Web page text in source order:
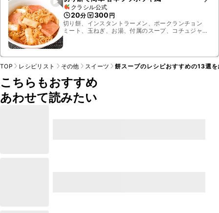
クラシル公式
20分 300 円
切り餅、インスタントラーメン、ポークランチョン
ミート、玉ねぎ、お湯、付属のスープ、コチュジャ
TOP レシピリスト その他 スイーツ 餅スープのレシピおすすめの13選
こちらもおすすめ
あわせて読みたい